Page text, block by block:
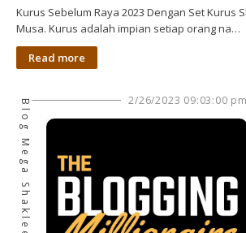
Kurus Sebelum Raya 2023 Dengan Set Kurus
Musa. Kurus adalah impian setiap orang na…
Read more
2/26/2023 09:03:00 pm
Blog Mega Shaklee